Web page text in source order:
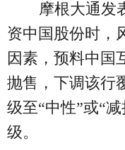
摩根大通发
资中国股份时，
因素，预料中国
抛售，下调该行
级至“中性”或“
级。